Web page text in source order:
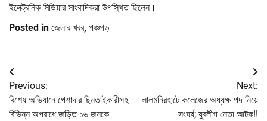
ইলেক্ট্রনিক মিডিয়ার সাংবাদিকরা উপস্থিত ছিলেন।
Posted in জেলার খবর, পঞ্চগড়
Post
navigation
Previous:
বিশেষ অভিযানে পেশাদার ছিনতাইকারীসহ
বিভিন্ন অপরাধে জড়িত ১৬ জনকে
Next:
লালমনিরহাটে কলেজের অধ্যক্ষ পদ নিয়ে
সংঘর্ষ; যুবলীগ নেতা আটক!!